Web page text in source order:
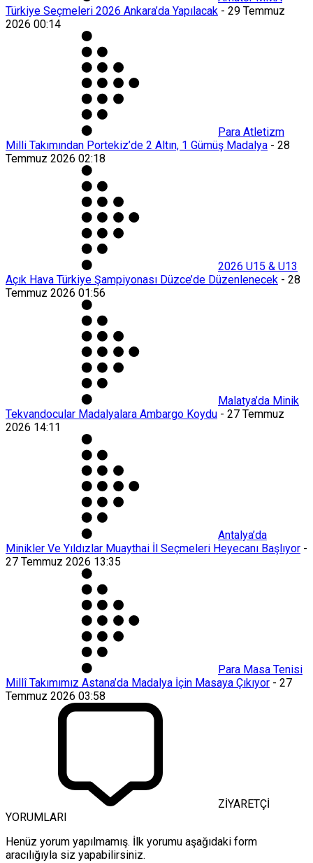
Türkiye Seçmeleri 2026 Ankara’da Yapılacak - 29 Temmuz
2026 00:14
Para Atletizm
Milli Takımından Portekiz’de 2 Altın, 1 Gümüş Madalya - 28
Temmuz 2026 02:18
2026 U15 & U13
Açık Hava Türkiye Şampiyonası Düzce’de Düzenlenecek - 28
Temmuz 2026 01:56
Malatya’da Minik
Tekvandocular Madalyalara Ambargo Koydu - 27 Temmuz
2026 14:11
Antalya’da
Minikler Ve Yıldızlar Muaythai İl Seçmeleri Heyecanı Başlıyor -
27 Temmuz 2026 13:35
Para Masa Tenisi
Millî Takımımız Astana’da Madalya İçin Masaya Çıkıyor - 27
Temmuz 2026 03:58
ZİYARETÇİ
YORUMLARI
Henüz yorum yapılmamış. İlk yorumu aşağıdaki form
aracılığıyla siz yapabilirsiniz.